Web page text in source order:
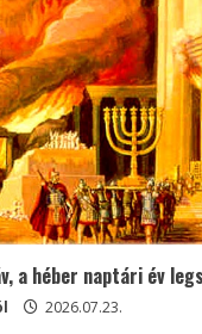
a héber naptári év
2026.07.23.